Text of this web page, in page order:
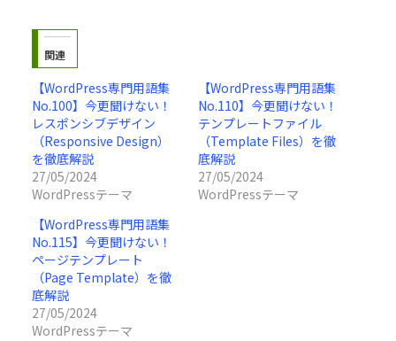
関連
【WordPress専門用語集
No.100】今更聞けない！
レスポンシブデザイン
（Responsive Design）
を徹底解説
27/05/2024
WordPressテーマ
【WordPress専門用語集
No.110】今更聞けない！
テンプレートファイル
（Template Files）を徹
底解説
27/05/2024
WordPressテーマ
【WordPress専門用語集
No.115】今更聞けない！
ページテンプレート
（Page Template）を徹
底解説
27/05/2024
WordPressテーマ